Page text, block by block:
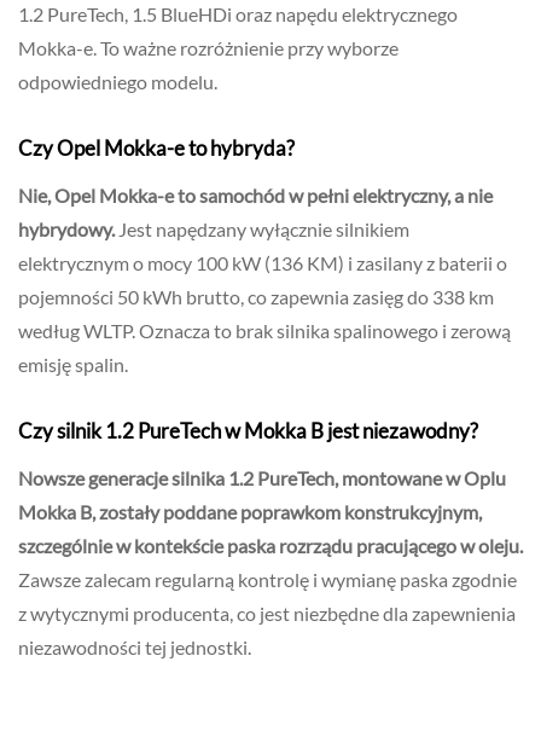
1.2 PureTech, 1.5 BlueHDi oraz napędu elektrycznego
Mokka-e. To ważne rozróżnienie przy wyborze
odpowiedniego modelu.
Czy Opel Mokka-e to hybryda?
Nie, Opel Mokka-e to samochód w pełni elektryczny, a nie
hybrydowy. Jest napędzany wyłącznie silnikiem
elektrycznym o mocy 100 kW (136 KM) i zasilany z baterii o
pojemności 50 kWh brutto, co zapewnia zasięg do 338 km
według WLTP. Oznacza to brak silnika spalinowego i zerową
emisję spalin.
Czy silnik 1.2 PureTech w Mokka B jest niezawodny?
Nowsze generacje silnika 1.2 PureTech, montowane w Oplu
Mokka B, zostały poddane poprawkom konstrukcyjnym,
szczególnie w kontekście paska rozrządu pracującego w oleju.
Zawsze zalecam regularną kontrolę i wymianę paska zgodnie
z wytycznymi producenta, co jest niezbędne dla zapewnienia
niezawodności tej jednostki.